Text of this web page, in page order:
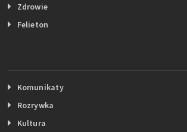
Zdrowie
Felieton
Komunikaty
Rozrywka
Kultura